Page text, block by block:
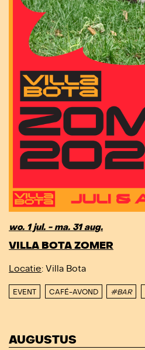
wo. 1 jul. - ma. 31 aug.
VILLA BOTA ZOMER
Locatie: Villa Bota
EVENT CAFÉ-AVOND #BAR
AUGUSTUS